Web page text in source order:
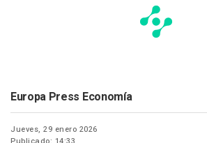
Europa Press Economía
Jueves, 29 enero 2026